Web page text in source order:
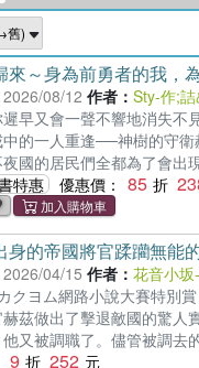
來～身為前勇者的我，
2026/08/12 作者： Sty-作;
遲早又會一聲不響地消失
的一人重逢──神樹的守
國的居民們全都為了會出
展開調查， 卻在混亂的不
人類最強的襲王殿也都紛
×最強屬下×中二病！ ★《我
特惠 優惠價： 85
身的帝國將官蹂躪無能
2026/04/15 作者： 花音小坂
クヨム網路小說大賽特別
茲做出了擊退敵國的驚人
又被調職了。儘管被調去
對人民見死不救的高層」
9 252